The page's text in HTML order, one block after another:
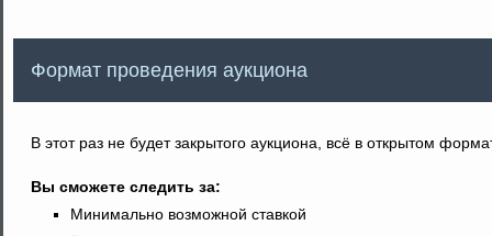
Формат проведения аукциона
В этот раз не будет закрытого аукциона, всё в открытом
Вы сможете следить за:
Минимально возможной ставкой